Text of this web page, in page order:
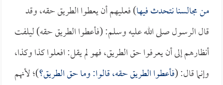
من مجالسنا نتحدث فيها) فعليهم أن يعطوا الطريق حقه، وقد
قال الرسول صلى الله عليه وسلم: (فأعطوا الطريق حقه) ليلفت
أنظارهم إلى أن يعرفوا حق الطريق، فهو لم يقل: افعلوا كذا وكذا،
وإنما قال: (فأعطوا الطريق حقه، قالوا: وما حق الطريق؟)؛ لأنهم